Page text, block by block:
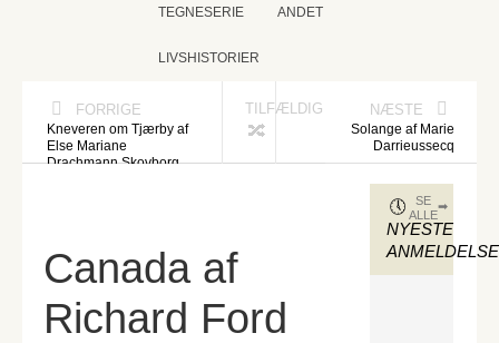
TEGNESERIE ANDET
LIVSHISTORIER
FORRIGE
Kneveren om Tjærby af
Else Mariane
Drachmann Skovborg
TILFÆLDIG NÆSTE
Solange af Marie
Darrieussecq
Canada af
Richard Ford
NYESTE
SE
ALLE